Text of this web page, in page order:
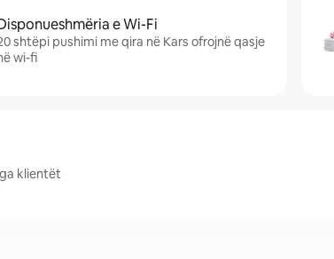
e Wi-Fi
shtëpi pushimi me qira në Kars ofrojnë qasje
wi-fi
klientët